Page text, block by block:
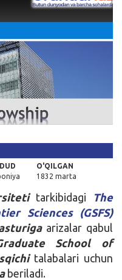
O'QILGAN
1832 marta
tarkibidagi
The
Sciences (GSFS)
arizalar qabul
School of
talabalari uchun
beriladi.